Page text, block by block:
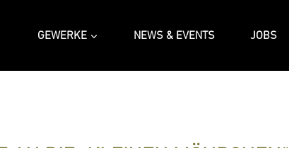
GEWERKE NEWS & EVENTS JOBS